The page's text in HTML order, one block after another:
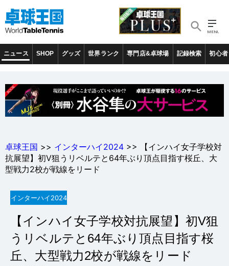
ニュース SHOP グッズ 世界ランク 専門店&卓球場 記録検索 初心者
卓球王国 >> インターハイ2024 >> 【インハイ女子学校対
抗展望】初V狙うリベルテと64年ぶり頂点目指す桜丘、大
型戦力2校が戦線をリード
インターハイ2024
【インハイ女子学校対抗展望】初V狙
うリベルテと64年ぶり頂点目指す桜
丘、大型戦力2校が戦線をリード